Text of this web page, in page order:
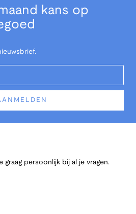
kans op
graag persoonlijk bij al je vragen.